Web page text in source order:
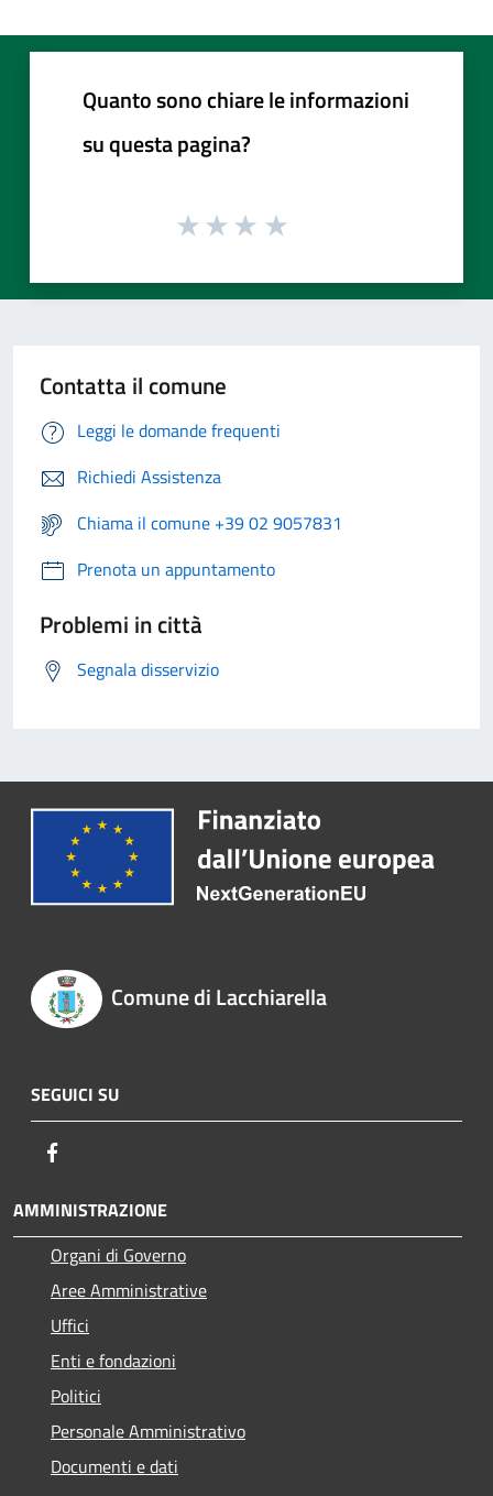
Quanto sono chiare le informazioni
su questa pagina?
Contatta il comune
Leggi le domande frequenti
Richiedi Assistenza
Chiama il comune +39 02 9057831
Prenota un appuntamento
Problemi in città
Segnala disservizio
Comune di Lacchiarella
SEGUICI SU
AMMINISTRAZIONE
Organi di Governo
Aree Amministrative
Uffici
Enti e fondazioni
Politici
Personale Amministrativo
Documenti e dati